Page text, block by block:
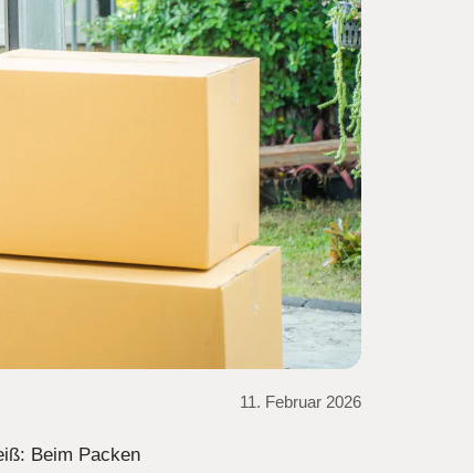
11. Februar 2026
Beim Packen